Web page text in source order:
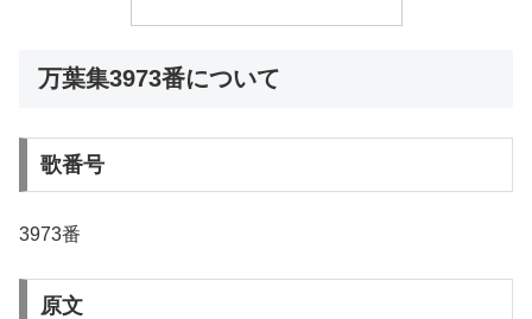
万葉集3973番について
歌番号
3973番
原文